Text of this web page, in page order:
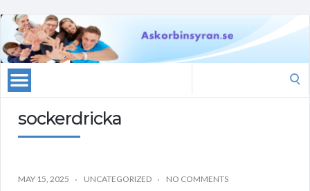
sockerdricka
MAY 15, 2025 UNCATEGORIZED NO COMMENTS